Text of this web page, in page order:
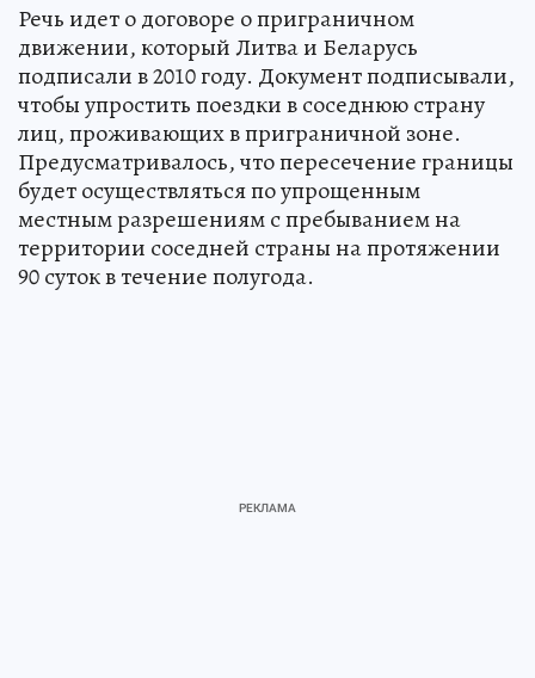
Речь идет о договоре о приграничном
движении, который Литва и Беларусь
подписали в 2010 году. Документ подписывали,
чтобы упростить поездки в соседнюю страну
лиц, проживающих в приграничной зоне.
Предусматривалось, что пересечение границы
будет осуществляться по упрощенным
местным разрешениям с пребыванием на
территории соседней страны на протяжении
90 суток в течение полугода.